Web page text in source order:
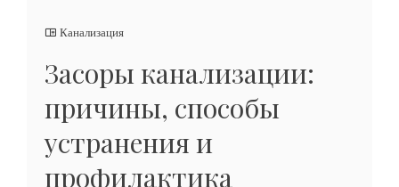
Канализация
Засоры канализации:
причины, способы
устранения и
профилактика